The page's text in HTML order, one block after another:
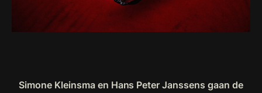
Simone Kleinsma en Hans Peter Janssens gaan de